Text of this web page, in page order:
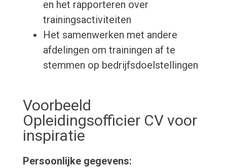
en het rapporteren over
trainingsactiviteiten
Het samenwerken met andere
afdelingen om trainingen af te
stemmen op bedrijfsdoelstellingen
Voorbeeld
Opleidingsofficier CV voor
inspiratie
Persoonlijke gegevens: